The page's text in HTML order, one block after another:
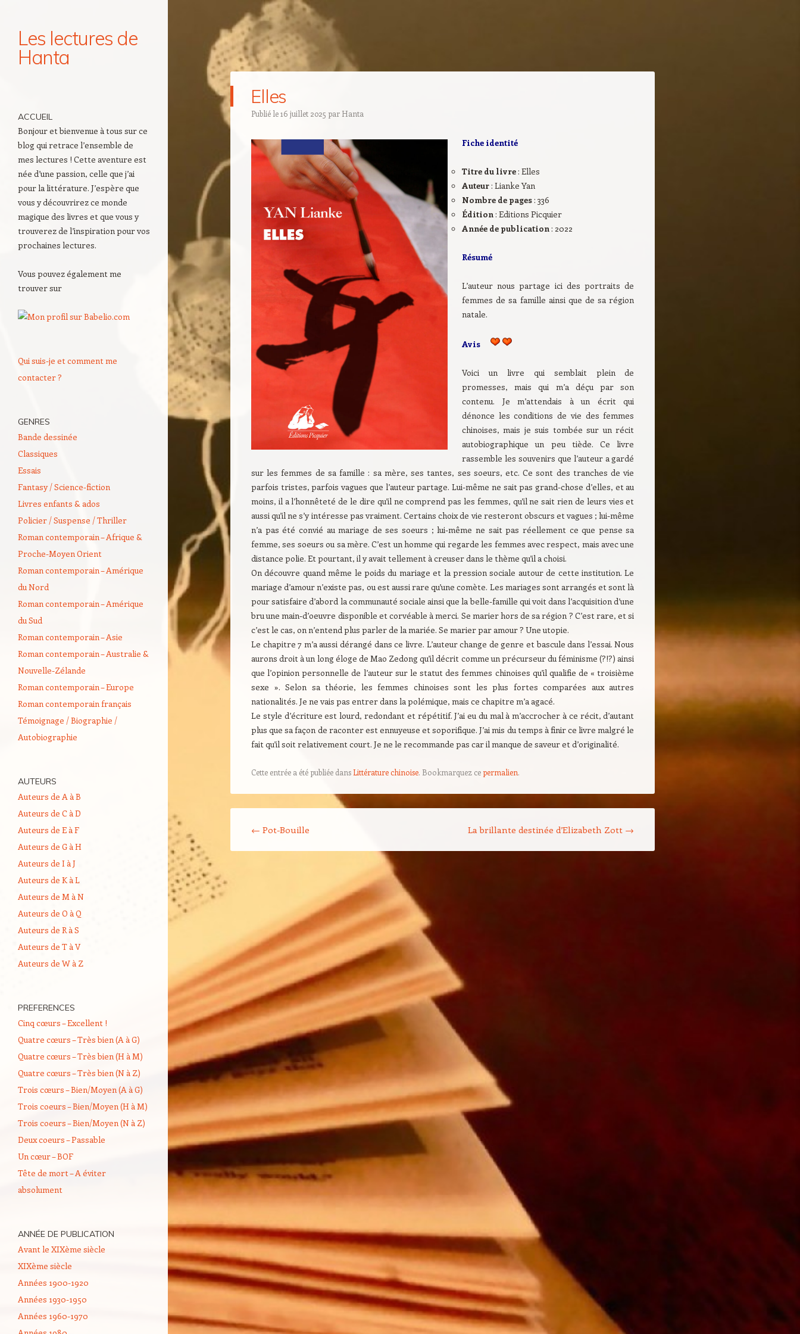
Les lectures de
Hanta
Elles
Publié le16 juillet 2025 par Hanta
Fiche identité
Titre du livre: Elles
Auteur: Lianke Yan
Nombre de pages: 336
Édition: Editions Picquier
Année de publication: 2022
Résumé
L’auteur nous partage ici des portraits de
femmes de sa famille ainsi que de sa région
natale.
Avis
Voici un livre qui semblait plein de
promesses, mais qui m’a déçu par son
contenu. Je m’attendais à un écrit qui
dénonce les conditions de vie des femmes
chinoises, mais je suis tombée sur un récit
autobiographique un peu tiède. Ce livre
rassemble les souvenirs que l’auteur a gardé
sur les femmes de sa famille : sa mère, ses tantes, ses soeurs, etc. Ce sont des tranches de vie
parfois tristes, parfois vagues que l’auteur partage. Lui-même ne sait pas grand-chose d’elles, et au
moins, il a l’honnêteté de le dire qu’il ne comprend pas les femmes, qu’il ne sait rien de leurs vies et
aussi qu’il ne s’y intéresse pas vraiment. Certains choix de vie resteront obscurs et vagues ; lui-même
n’a pas été convié au mariage de ses soeurs ; lui-même ne sait pas réellement ce que pense sa
femme, ses soeurs ou sa mère. C’est un homme qui regarde les femmes avec respect, mais avec une
distance polie. Et pourtant, il y avait tellement à creuser dans le thème qu’il a choisi.
On découvre quand même le poids du mariage et la pression sociale autour de cette institution. Le
mariage d’amour n’existe pas, ou est aussi rare qu’une comète. Les mariages sont arrangés et sont là
pour satisfaire d’abord la communauté sociale ainsi que la belle-famille qui voit dans l’acquisition d’une
bru une main-d’oeuvre disponible et corvéable à merci. Se marier hors de sa région ? C’est rare, et si
c’est le cas, on n’entend plus parler de la mariée. Se marier par amour ? Une utopie.
Le chapitre 7 m’a aussi dérangé dans ce livre. L’auteur change de genre et bascule dans l’essai. Nous
aurons droit à un long éloge de Mao Zedong qu’il décrit comme un précurseur du féminisme (?!?) ainsi
que l’opinion personnelle de l’auteur sur le statut des femmes chinoises qu’il qualifie de « troisième
sexe ». Selon sa théorie, les femmes chinoises sont les plus fortes comparées aux autres
nationalités. Je ne vais pas entrer dans la polémique, mais ce chapitre m’a agacé.
Le style d’écriture est lourd, redondant et répétitif. J’ai eu du mal à m’accrocher à ce récit, d’autant
plus que sa façon de raconter est ennuyeuse et soporifique. J’ai mis du temps à finir ce livre malgré le
fait qu’il soit relativement court. Je ne le recommande pas car il manque de saveur et d’originalité.
Cette entrée a été publiée dansLittérature chinoise. Bookmarquez cepermalien.
← Pot-Bouille La brillante destinée d’Elizabeth Zott →
ACCUEIL
Bonjour et bienvenue à tous sur ce
blog qui retrace l’ensemble de
mes lectures ! Cette aventure est
née d’une passion, celle que j’ai
pour la littérature. J’espère que
vous y découvrirez ce monde
magique des livres et que vous y
trouverez de l’inspiration pour vos
prochaines lectures.
Vous pouvez également me
trouver sur
Qui suis-je et comment me
contacter ?
GENRES
Bande dessinée
Classiques
Essais
Fantasy / Science-fiction
Livres enfants & ados
Policier / Suspense / Thriller
Roman contemporain – Afrique &
Proche-Moyen Orient
Roman contemporain – Amérique
du Nord
Roman contemporain – Amérique
du Sud
Roman contemporain – Asie
Roman contemporain – Australie &
Nouvelle-Zélande
Roman contemporain – Europe
Roman contemporain français
Témoignage / Biographie /
Autobiographie
AUTEURS
Auteurs de A à B
Auteurs de C à D
Auteurs de E à F
Auteurs de G à H
Auteurs de I à J
Auteurs de K à L
Auteurs de M à N
Auteurs de O à Q
Auteurs de R à S
Auteurs de T à V
Auteurs de W à Z
PREFERENCES
Cinq cœurs – Excellent !
Quatre cœurs – Très bien (A à G)
Quatre cœurs – Très bien (H à M)
Quatre cœurs – Très bien (N à Z)
Trois cœurs – Bien/Moyen (A à G)
Trois coeurs – Bien/Moyen (H à M)
Trois coeurs – Bien/Moyen (N à Z)
Deux coeurs – Passable
Un cœur – BOF
Tête de mort – A éviter
absolument
ANNÉE DE PUBLICATION
Avant le XIXème siècle
XIXème siècle
Années 1900-1920
Années 1930-1950
Années 1960-1970